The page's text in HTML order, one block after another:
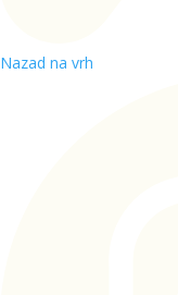
Nazad na vrh